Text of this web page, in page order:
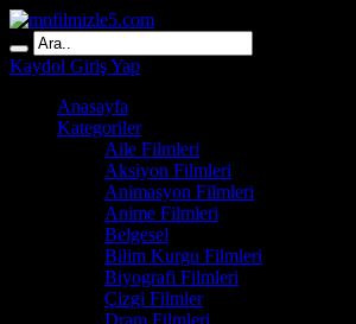
Kaydol Giriş Yap
Anasayfa
Kategoriler
Aile Filmleri
Aksiyon Filmleri
Animasyon Filmleri
Anime Filmleri
Belgesel
Bilim Kurgu Filmleri
Biyografi Filmleri
Çizgi Filmler
Dram Filmleri